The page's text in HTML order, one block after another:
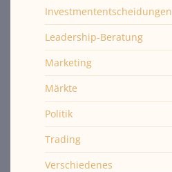
Investmententscheidungen
Leadership-Beratung
Marketing
Märkte
Politik
Trading
Verschiedenes